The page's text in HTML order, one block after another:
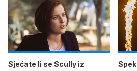
Sjećate li se Scully iz